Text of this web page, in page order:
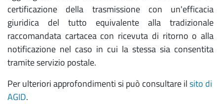
certificazione della trasmissione con un'efficacia
giuridica del tutto equivalente alla tradizionale
raccomandata cartacea con ricevuta di ritorno o alla
notificazione nel caso in cui la stessa sia consentita
tramite servizio postale.
Per ulteriori approfondimenti si può consultare ilsito di
AGID.